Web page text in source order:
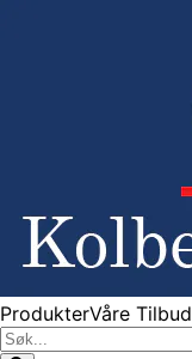
ProdukterVåre Tilbud